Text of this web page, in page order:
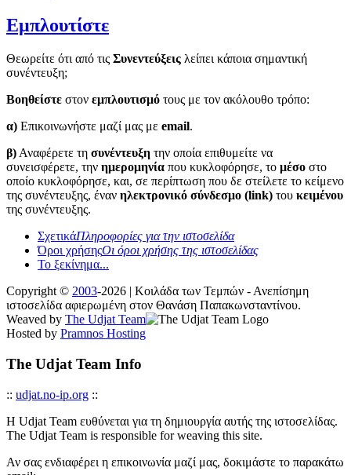
Εμπλουτίστε
Θεωρείτε ότι από τις Συνεντεύξεις λείπει κάποια σημαντική
συνέντευξη;
Βοηθείστε στον εμπλουτισμό τους με τον ακόλουθο τρόπο:
α) Επικοινωνήστε μαζί μας με email.
β) Αναφέρετε τη συνέντευξη την οποία επιθυμείτε να
συνεισφέρετε, την ημερομηνία που κυκλοφόρησε, το μέσο στο
οποίο κυκλοφόρησε, και, σε περίπτωση που δε στείλετε το κείμενο
της συνέντευξης, έναν ηλεκτρονικό σύνδεσμο (link) του κειμένου
της συνέντευξης.
ΣχετικάΠληροφορίες για την ιστοσελίδα
Όροι χρήσηςΟι όροι χρήσης της ιστοσελίδας
Το ξεκίνημα...
Copyright © 2003-2026 | Κοιλάδα των Τεμπών - Ανεπίσημη
ιστοσελίδα αφιερωμένη στον Θανάση Παπακωνσταντίνου.
Weaved by The Udjat Team
Hosted by Pramnos Hosting
The Udjat Team Info
:: udjat.no-ip.org ::
Η Udjat Team ευθύνεται για τη δημιουργία αυτής της ιστοσελίδας.
The Udjat Team is responsible for weaving this site.
Αν σας ενδιαφέρει η επικοινωνία μαζί μας, δοκιμάστε το παρακάτω